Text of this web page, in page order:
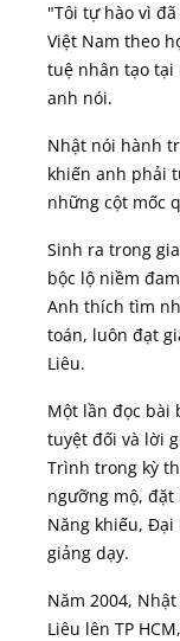
"Tôi tự hào vì
Việt Nam theo
tuệ nhân tạo tại
anh nói.
Nhật nói hành
khiến anh phải
những cột mốc
Sinh ra trong
bộc lộ niềm
Anh thích tìm
toán, luôn đạt
Liêu.
Một lần đọc bài
tuyệt đối và lời
Trình trong kỳ
ngưỡng mộ,
Năng khiếu, Đại
giảng dạy.
Năm 2004,
Liêu lên TP